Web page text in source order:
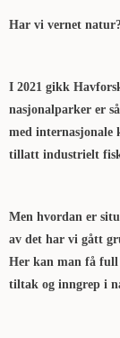
Har vi vernet natur?
I 2021 gikk
nasjonalparker er
med internasjonale
tillatt industrielt
Men hvordan er
av det har vi gått
Her kan man få
tiltak og inngrep i